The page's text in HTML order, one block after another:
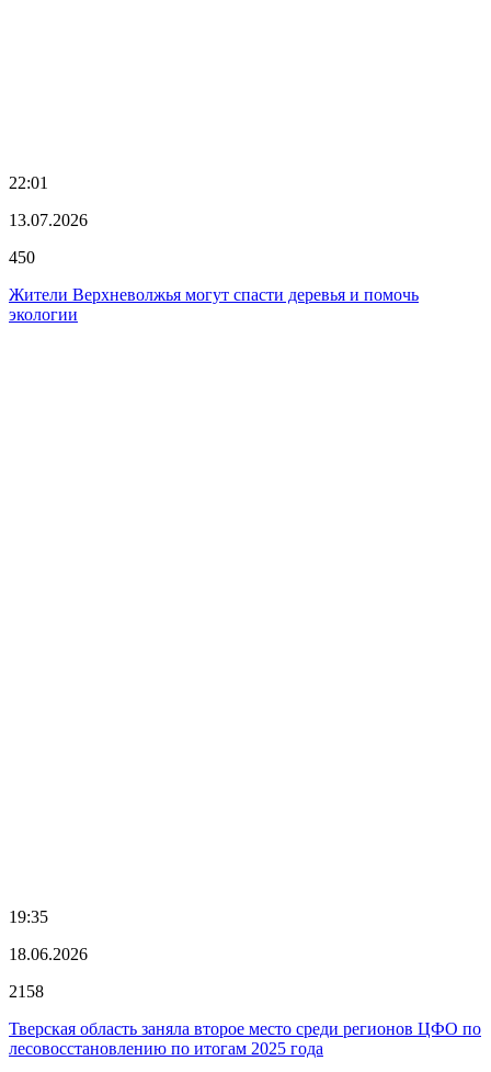
22:01
13.07.2026
450
Жители Верхневолжья могут спасти деревья и помочь
экологии
19:35
18.06.2026
2158
Тверская область заняла второе место среди регионов ЦФО по
лесовосстановлению по итогам 2025 года